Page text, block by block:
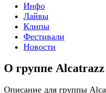
Инфо
Лайвы
Клипы
Фестивали
Новости
О группе Alcatrazz
Описание для группы